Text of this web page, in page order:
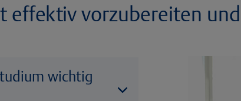
effektiv vorzubereiten
wichtig